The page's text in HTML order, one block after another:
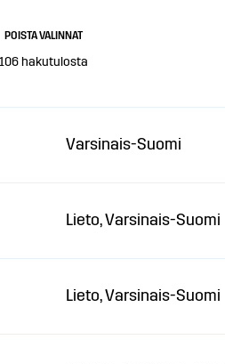
POISTA VALINNAT
106hakutulosta
Varsinais-Suomi
Lieto, Varsinais-Suomi
Lieto, Varsinais-Suomi